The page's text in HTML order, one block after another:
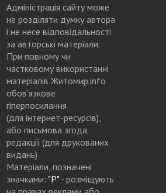
Адміністрація сайту може
не розділяти думку автора
і не несе відповідальності
за авторські матеріали.
При повному чи
частковому використанні
матеріалів Житомир.info
обов’язкове
гіперпосилання
(для інтернет-ресурсів),
або письмова згода
редакції (для друкованих
видань)
Матеріали, позначені
значками: "Р"- розміщують